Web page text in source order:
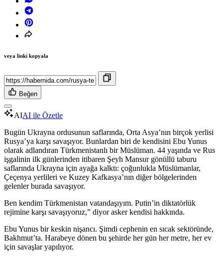
veya linki kopyala
Beğen
AIAI ile Özetle
Bugün Ukrayna ordusunun saflarında, Orta Asya’nın birçok yerlisi
Rusya’ya karşı savaşıyor. Bunlardan biri de kendisini Ebu Yunus
olarak adlandıran Türkmenistanlı bir Müslüman. 44 yaşında ve Rus
işgalinin ilk günlerinden itibaren Şeyh Mansur gönüllü taburu
saflarında Ukrayna için ayağa kalktı: çoğunlukla Müslümanlar,
Çeçenya yerlileri ve Kuzey Kafkasya’nın diğer bölgelerinden
gelenler burada savaşıyor.
Ben kendim Türkmenistan vatandaşıyım. Putin’in diktatörlük
rejimine karşı savaşıyoruz,” diyor asker kendisi hakkında.
Ebu Yunus bir keskin nişancı. Şimdi cephenin en sıcak sektöründe,
Bakhmut’ta. Harabeye dönen bu şehirde her gün her metre, her ev
için savaşlar yapılıyor.